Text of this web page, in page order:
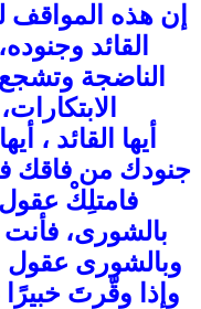
إن هذه المواقف
القائد
الناضجة وتشجع
أيها القائد ،
جنودك من فاقك
فامتلِكْ
بالشورى،
وبالشورى عقول
وإذا وقّرتَ